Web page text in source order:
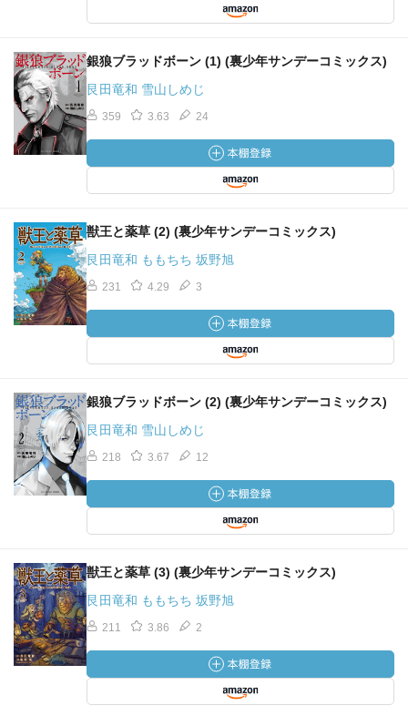
銀狼ブラッドボーン (1) (裏少年サンデーコミックス)
艮田竜和 雪山しめじ
359 3.63 24
獣王と薬草 (2) (裏少年サンデーコミックス)
艮田竜和 ももちち 坂野旭
231 4.29 3
銀狼ブラッドボーン (2) (裏少年サンデーコミックス)
艮田竜和 雪山しめじ
218 3.67 12
獣王と薬草 (3) (裏少年サンデーコミックス)
艮田竜和 ももちち 坂野旭
211 3.86 2